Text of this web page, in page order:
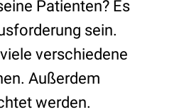
Patienten? Es
sein.
verschiedene
Außerdem
werden.